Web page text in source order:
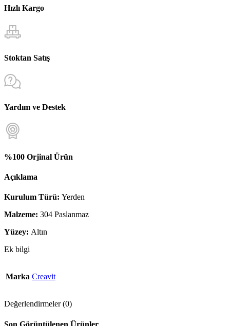
Hızlı Kargo
Stoktan Satış
Yardım ve Destek
%100 Orjinal Ürün
Açıklama
Kurulum Türü: Yerden
Malzeme: 304 Paslanmaz
Yüzey: Altın
Ek bilgi
Marka Creavit
Değerlendirmeler (0)
Son Görüntülenen Ürünler